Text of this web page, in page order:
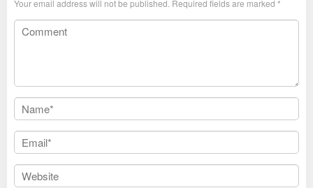
Your email address will not be published. Required fields are marked *